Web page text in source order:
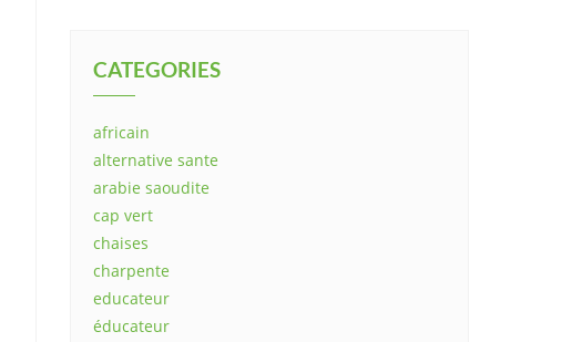
CATEGORIES
africain
alternative sante
arabie saoudite
cap vert
chaises
charpente
educateur
éducateur